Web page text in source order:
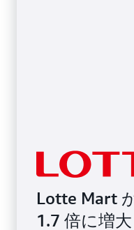
Lotte Mart
1.7 倍に増大